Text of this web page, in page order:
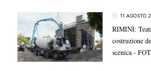
11 AGOSTO
RIMINI:
costruzione
scenica -